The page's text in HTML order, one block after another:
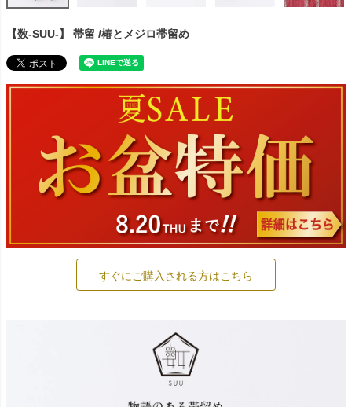
【数-SUU-】 帯留 /椿とメジロ帯留め
すぐにご購入される方はこちら